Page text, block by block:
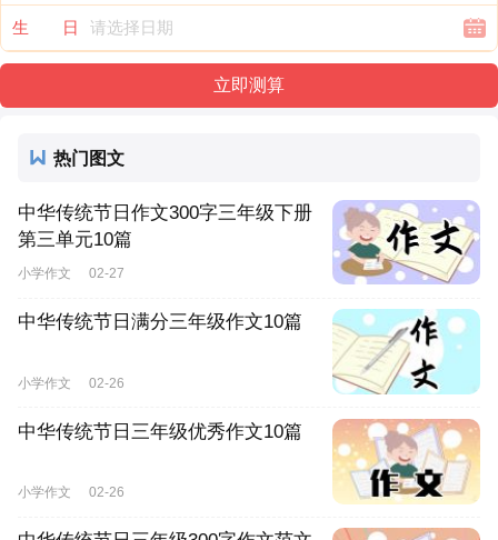
生 日
热门图文
中华传统节日作文300字三年级下册
第三单元10篇
小学作文 02-27
中华传统节日满分三年级作文10篇
小学作文 02-26
中华传统节日三年级优秀作文10篇
小学作文 02-26